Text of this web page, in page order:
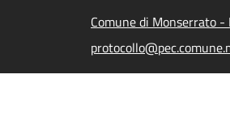
Comune di Monserrato